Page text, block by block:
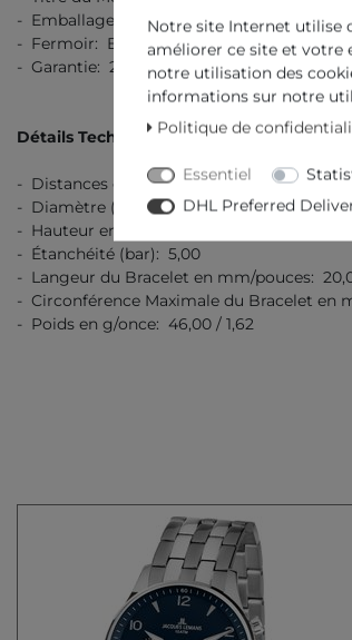
- Emballage: Emballage Originale avec
- Fermoir: Boucle Ardillon
- Garantie: 2 Ans Garantie de Fabrication
Détails Techniques
- Distances entre les cornes en mm/
- Diamètre (sans couronne) en mm/
- Hauteur en mm/pouces: 11,00 / 0,43
- Étanchéité (bar): 5,00
- Langeur du Bracelet en mm/pouces:
- Circonférence Maximale du Bracelet en
- Poids en g/once: 46,00 / 1,62
Notre site Internet utilise
améliorer ce site et votre
notre utilisation des
informations sur notre
Politique de
Essentiel
DHL Preferred